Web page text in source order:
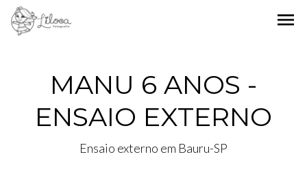
menu
MANU 6 ANOS -
ENSAIO EXTERNO
Ensaio externo em Bauru-SP